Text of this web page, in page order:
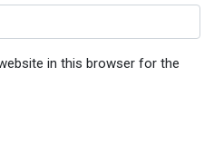
in this browser for the